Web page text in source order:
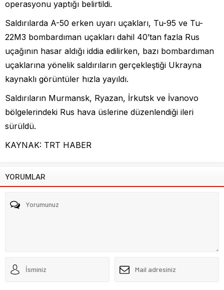
operasyonu yaptığı belirtildi.
Saldırılarda A-50 erken uyarı uçakları, Tu-95 ve Tu-
22M3 bombardıman uçakları dahil 40’tan fazla Rus
uçağının hasar aldığı iddia edilirken, bazı bombardıman
uçaklarına yönelik saldırıların gerçekleştiği Ukrayna
kaynaklı görüntüler hızla yayıldı.
Saldırıların Murmansk, Ryazan, İrkutsk ve İvanovo
bölgelerindeki Rus hava üslerine düzenlendiği ileri
sürüldü.
KAYNAK: TRT HABER
YORUMLAR